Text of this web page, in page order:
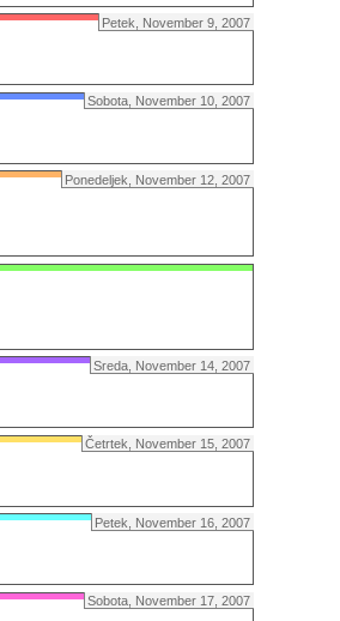
Petek, November 9, 2007
Sobota, November 10, 2007
Ponedeljek, November 12, 2007
Sreda, November 14, 2007
Četrtek, November 15, 2007
Petek, November 16, 2007
Sobota, November 17, 2007